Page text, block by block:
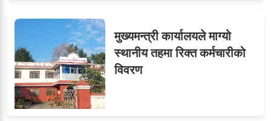
मुख्यमन्त्री कार्यालयले माग्यो
स्थानीय तहमा रिक्त कर्मचारीको
विवरण